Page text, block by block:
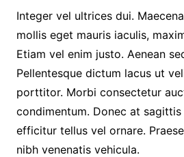
Integer vel ultrices dui.
mollis eget mauris iaculis,
Etiam vel enim justo. Aenean
Pellentesque dictum lacus ut
porttitor. Morbi consectetur
condimentum. Donec at sagittis
efficitur tellus vel ornare.
nibh venenatis vehicula.